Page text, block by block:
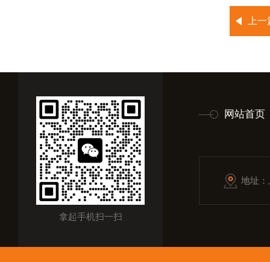
上
拿起手机扫一扫
网站首页
地址